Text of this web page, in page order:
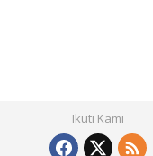
Ikuti Kami